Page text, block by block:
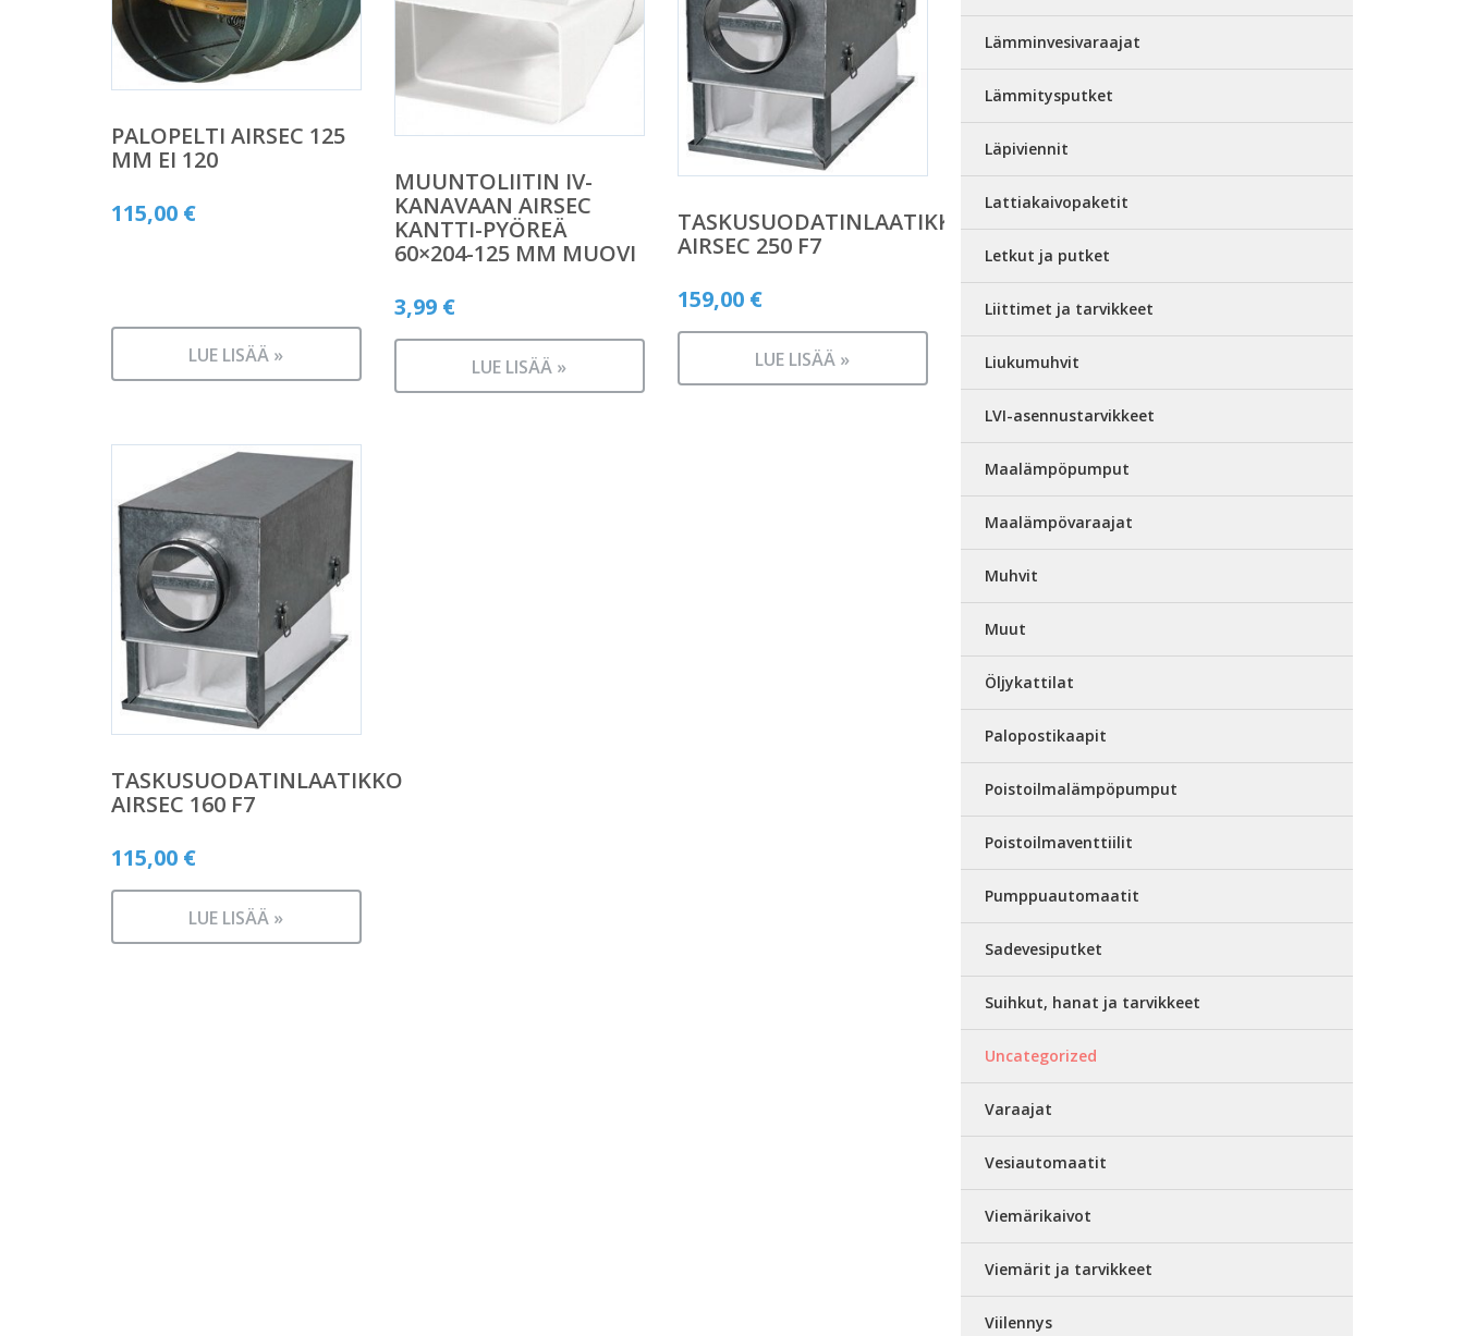
PALOPELTI AIRSEC 125
MM EI 120
115,00 €
LUE LISÄÄ »
MUUNTOLIITIN IV-
KANAVAAN AIRSEC
KANTTI-PYÖREÄ
60×204-125 MM MUOVI
3,99 €
LUE LISÄÄ »
TASKUSUODATINLAATIKKO
AIRSEC 250 F7
159,00 €
LUE LISÄÄ »
TASKUSUODATINLAATIKKO
AIRSEC 160 F7
115,00 €
LUE LISÄÄ »
Lämminvesivaraajat
Lämmitysputket
Läpiviennit
Lattiakaivopaketit
Letkut ja putket
Liittimet ja tarvikkeet
Liukumuhvit
LVI-asennustarvikkeet
Maalämpöpumput
Maalämpövaraajat
Muhvit
Muut
Öljykattilat
Palopostikaapit
Poistoilmalämpöpumput
Poistoilmaventtiilit
Pumppuautomaatit
Sadevesiputket
Suihkut, hanat ja tarvikkeet
Uncategorized
Varaajat
Vesiautomaatit
Viemärikaivot
Viemärit ja tarvikkeet
Viilennys